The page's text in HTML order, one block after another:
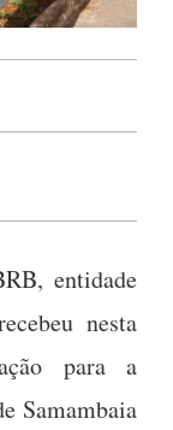
entidade
nesta
para a
Samambaia